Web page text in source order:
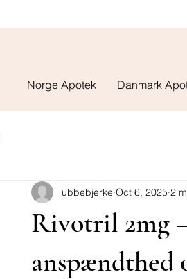
Norge Apotek Danmark
Rivotril 2mg
anspændthed
ubbebjerke Oct 6, 2025 2